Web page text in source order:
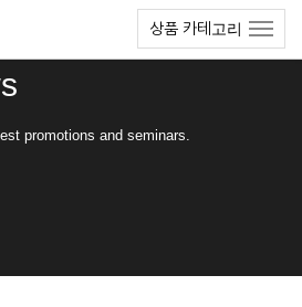
상품 카테고리
promotions and seminars.